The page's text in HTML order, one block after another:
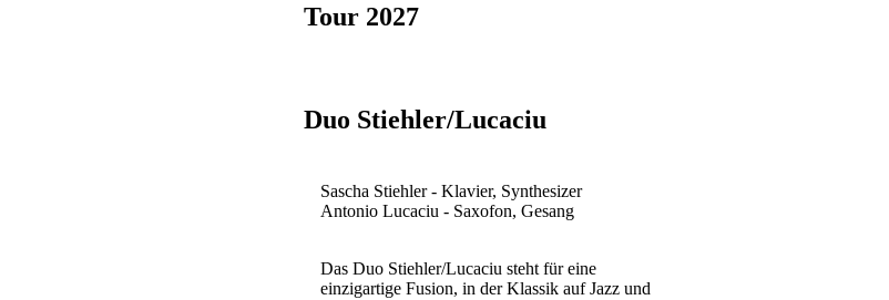
Tour 2027
Duo Stiehler/Lucaciu
Sascha Stiehler - Klavier, Synthesizer
Antonio Lucaciu - Saxofon, Gesang
Das Duo Stiehler/Lucaciu steht für eine
einzigartige Fusion, in der Klassik auf Jazz und